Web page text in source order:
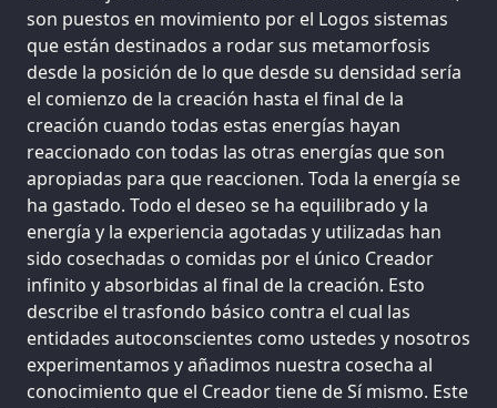
son puestos en movimiento por el Logos sistemas
que están destinados a rodar sus metamorfosis
desde la posición de lo que desde su densidad sería
el comienzo de la creación hasta el final de la
creación cuando todas estas energías hayan
reaccionado con todas las otras energías que son
apropiadas para que reaccionen. Toda la energía se
ha gastado. Todo el deseo se ha equilibrado y la
energía y la experiencia agotadas y utilizadas han
sido cosechadas o comidas por el único Creador
infinito y absorbidas al final de la creación. Esto
describe el trasfondo básico contra el cual las
entidades autoconscientes como ustedes y nosotros
experimentamos y añadimos nuestra cosecha al
conocimiento que el Creador tiene de Sí mismo. Este